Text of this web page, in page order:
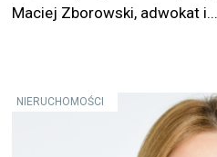
Maciej Zborowski, adwokat i...
NIERUCHOMOŚCI